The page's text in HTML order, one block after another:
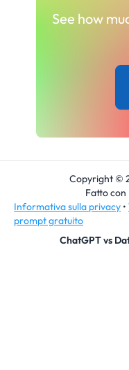
See how
Copyright ©
Fatto con
Informativa sulla privacy •
prompt gratuito
ChatGPT vs